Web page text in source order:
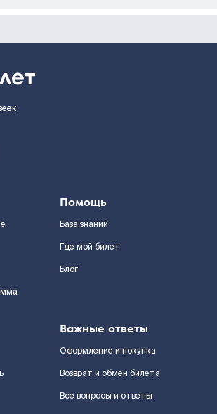
Помощь
База знаний
Где мой билет
Блог
Важные ответы
Оформление и покупка
Возврат и обмен билета
Все вопросы и ответы